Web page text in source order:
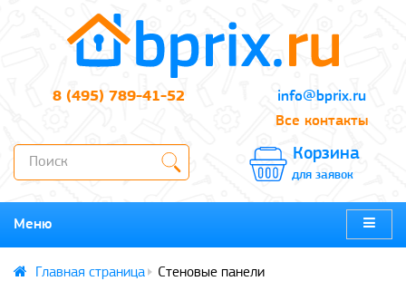
8 (495) 789-41-52
info@bprix.ru
Все контакты
Корзина
для заявок
Меню
Стеновые панели